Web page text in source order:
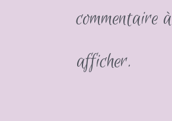
commentaire à
afficher.